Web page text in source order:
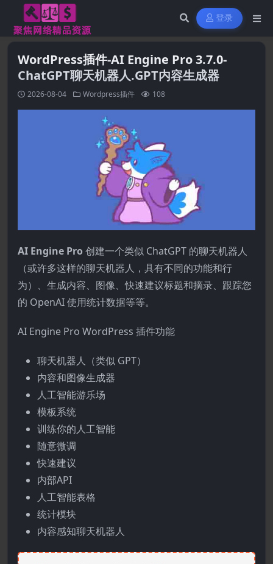
登录
WordPress插件-AI Engine Pro 3.7.0-
ChatGPT聊天机器人.GPT内容生成器
2026-08-04 Wordpress插件 108
AI Engine Pro创建一个类似 ChatGPT 的聊天机器人
（或许多这样的聊天机器人，具有不同的功能和行
为）、生成内容、图像、快速建议标题和摘录、跟踪您
的 OpenAI 使用统计数据等等。
AI Engine Pro WordPress 插件功能
聊天机器人（类似 GPT）
内容和图像生成器
人工智能游乐场
模板系统
训练你的人工智能
随意微调
快速建议
内部API
人工智能表格
统计模块
内容感知聊天机器人